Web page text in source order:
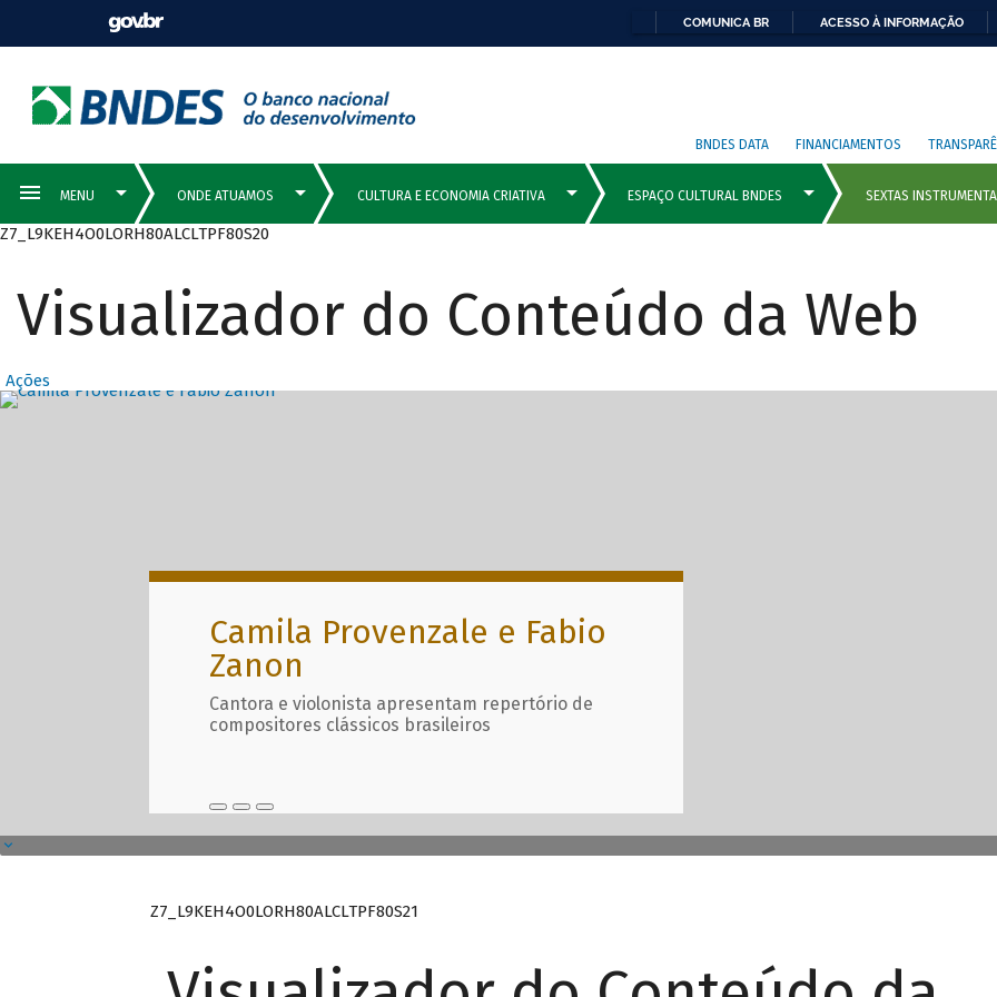
COMUNICA BR ACESSO À INFORMAÇÃO
BNDES DATA FINANCIAMENTOS
Z7_L9KEH4O0LORH80ALCLTPF80S20
Visualizador do Conteúdo da Web
Ações
Destaques Principais com
Camila Provenzale e Fabio
Zanon
Cantora e violonista apresentam repertório de
compositores clássicos brasileiros
Z7_L9KEH4O0LORH80ALCLTPF80S21